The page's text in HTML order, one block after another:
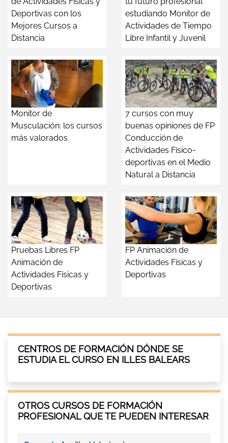
Deportivas con los
Mejores Cursos a
Distancia
estudiando Monitor de
Actividades de Tiempo
Libre Infantil y Juvenil
Monitor de
Musculación: los cursos
más valorados
7 cursos con muy
buenas opiniones de FP
Conducción de
Actividades Físico-
deportivas en el Medio
Natural a Distancia
Pruebas Libres FP
Animación de
Actividades Físicas y
Deportivas
FP Animación de
Actividades Físicas y
Deportivas
CENTROS DE FORMACIÓN DÓNDE SE
ESTUDIA EL CURSO EN ILLES BALEARS
OTROS CURSOS DE FORMACIÓN
PROFESIONAL QUE TE PUEDEN INTERESAR